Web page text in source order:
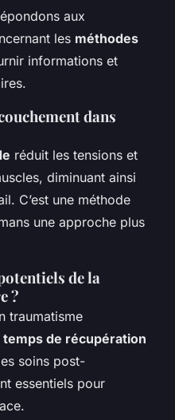
aux
les méthodes
informations et
dans
réduit les tensions et
diminuant ainsi
C’est une méthode
une approche plus
de la
?
traumatisme
temps de récupération
soins post-
essentiels pour